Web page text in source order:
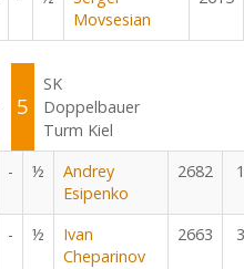
Movsesian
5
SK
Doppelbauer
Turm Kiel
- ½
Andrey
Esipenko
2682 1
- ½
Ivan
Cheparinov
2663 3